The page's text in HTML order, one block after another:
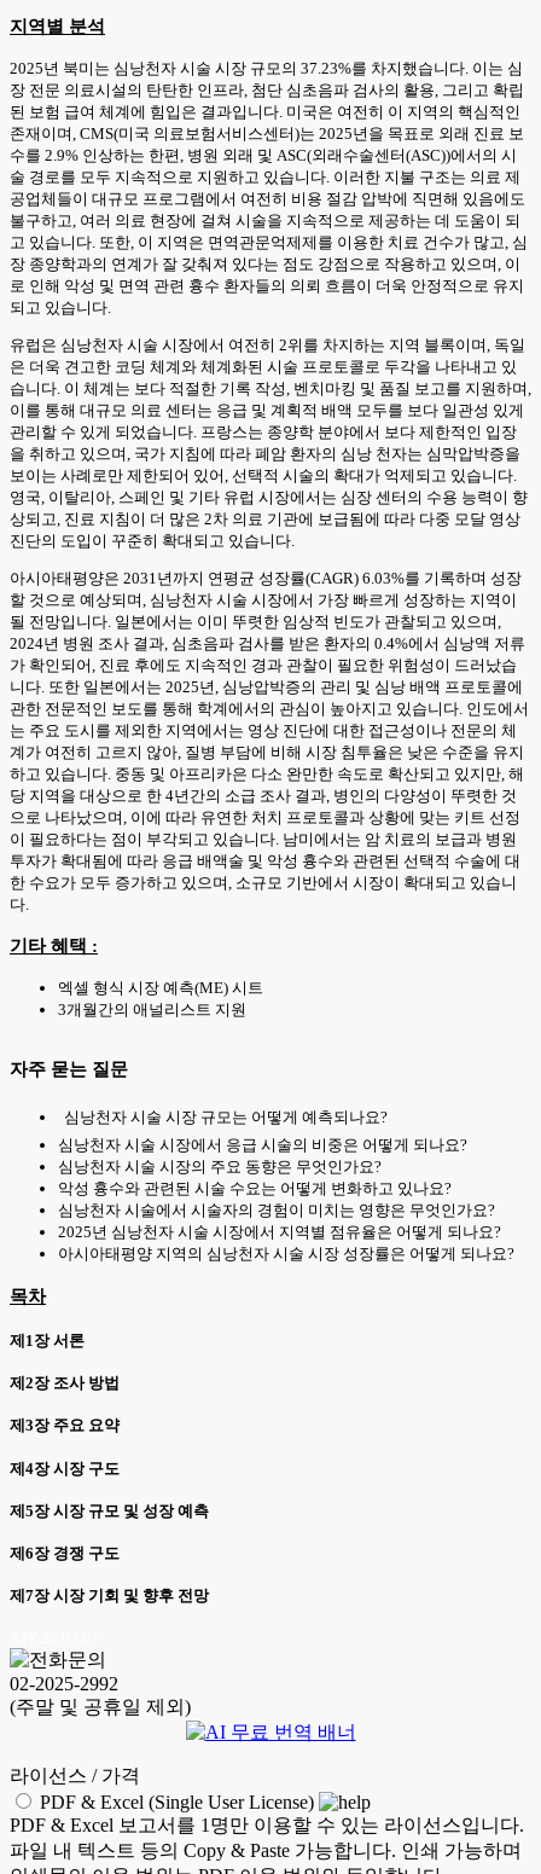
지역별 분석
2025년 북미는 심낭천자 시술 시장 규모의 37.23%를 차지했습니다. 이는 심
장 전문 의료시설의 탄탄한 인프라, 첨단 심초음파 검사의 활용, 그리고 확립
된 보험 급여 체계에 힘입은 결과입니다. 미국은 여전히 이 지역의 핵심적인
존재이며, CMS(미국 의료보험서비스센터)는 2025년을 목표로 외래 진료 보
수를 2.9% 인상하는 한편, 병원 외래 및 ASC(외래수술센터(ASC))에서의 시
술 경로를 모두 지속적으로 지원하고 있습니다. 이러한 지불 구조는 의료 제
공업체들이 대규모 프로그램에서 여전히 비용 절감 압박에 직면해 있음에도
불구하고, 여러 의료 현장에 걸쳐 시술을 지속적으로 제공하는 데 도움이 되
고 있습니다. 또한, 이 지역은 면역관문억제제를 이용한 치료 건수가 많고, 심
장 종양학과의 연계가 잘 갖춰져 있다는 점도 강점으로 작용하고 있으며, 이
로 인해 악성 및 면역 관련 흉수 환자들의 의뢰 흐름이 더욱 안정적으로 유지
되고 있습니다.
유럽은 심낭천자 시술 시장에서 여전히 2위를 차지하는 지역 블록이며, 독일
은 더욱 견고한 코딩 체계와 체계화된 시술 프로토콜로 두각을 나타내고 있
습니다. 이 체계는 보다 적절한 기록 작성, 벤치마킹 및 품질 보고를 지원하며,
이를 통해 대규모 의료 센터는 응급 및 계획적 배액 모두를 보다 일관성 있게
관리할 수 있게 되었습니다. 프랑스는 종양학 분야에서 보다 제한적인 입장
을 취하고 있으며, 국가 지침에 따라 폐암 환자의 심낭 천자는 심막압박증을
보이는 사례로만 제한되어 있어, 선택적 시술의 확대가 억제되고 있습니다.
영국, 이탈리아, 스페인 및 기타 유럽 시장에서는 심장 센터의 수용 능력이 향
상되고, 진료 지침이 더 많은 2차 의료 기관에 보급됨에 따라 다중 모달 영상
진단의 도입이 꾸준히 확대되고 있습니다.
아시아태평양은 2031년까지 연평균 성장률(CAGR) 6.03%를 기록하며 성장
할 것으로 예상되며, 심낭천자 시술 시장에서 가장 빠르게 성장하는 지역이
될 전망입니다. 일본에서는 이미 뚜렷한 임상적 빈도가 관찰되고 있으며,
2024년 병원 조사 결과, 심초음파 검사를 받은 환자의 0.4%에서 심낭액 저류
가 확인되어, 진료 후에도 지속적인 경과 관찰이 필요한 위험성이 드러났습
니다. 또한 일본에서는 2025년, 심낭압박증의 관리 및 심낭 배액 프로토콜에
관한 전문적인 보도를 통해 학계에서의 관심이 높아지고 있습니다. 인도에서
는 주요 도시를 제외한 지역에서는 영상 진단에 대한 접근성이나 전문의 체
계가 여전히 고르지 않아, 질병 부담에 비해 시장 침투율은 낮은 수준을 유지
하고 있습니다. 중동 및 아프리카은 다소 완만한 속도로 확산되고 있지만, 해
당 지역을 대상으로 한 4년간의 소급 조사 결과, 병인의 다양성이 뚜렷한 것
으로 나타났으며, 이에 따라 유연한 처치 프로토콜과 상황에 맞는 키트 선정
이 필요하다는 점이 부각되고 있습니다. 남미에서는 암 치료의 보급과 병원
투자가 확대됨에 따라 응급 배액술 및 악성 흉수와 관련된 선택적 수술에 대
한 수요가 모두 증가하고 있으며, 소규모 기반에서 시장이 확대되고 있습니
다.
기타 혜택 :
엑셀 형식 시장 예측(ME) 시트
3개월간의 애널리스트 지원
자주 묻는 질문
심낭천자 시술 시장 규모는 어떻게 예측되나요?
심낭천자 시술 시장에서 응급 시술의 비중은 어떻게 되나요?
심낭천자 시술 시장의 주요 동향은 무엇인가요?
악성 흉수와 관련된 시술 수요는 어떻게 변화하고 있나요?
심낭천자 시술에서 시술자의 경험이 미치는 영향은 무엇인가요?
2025년 심낭천자 시술 시장에서 지역별 점유율은 어떻게 되나요?
아시아태평양 지역의 심낭천자 시술 시장 성장률은 어떻게 되나요?
목차
제1장 서론
제2장 조사 방법
제3장 주요 요약
제4장 시장 구도
제5장 시장 규모 및 성장 예측
제6장 경쟁 구도
제7장 시장 기회 및 향후 전망
02-2025-2992
(주말 및 공휴일 제외)
라이선스 / 가격
PDF & Excel (Single User License)
PDF & Excel 보고서를 1명만 이용할 수 있는 라이선스입니다.
파일 내 텍스트 등의 Copy & Paste 가능합니다. 인쇄 가능하며